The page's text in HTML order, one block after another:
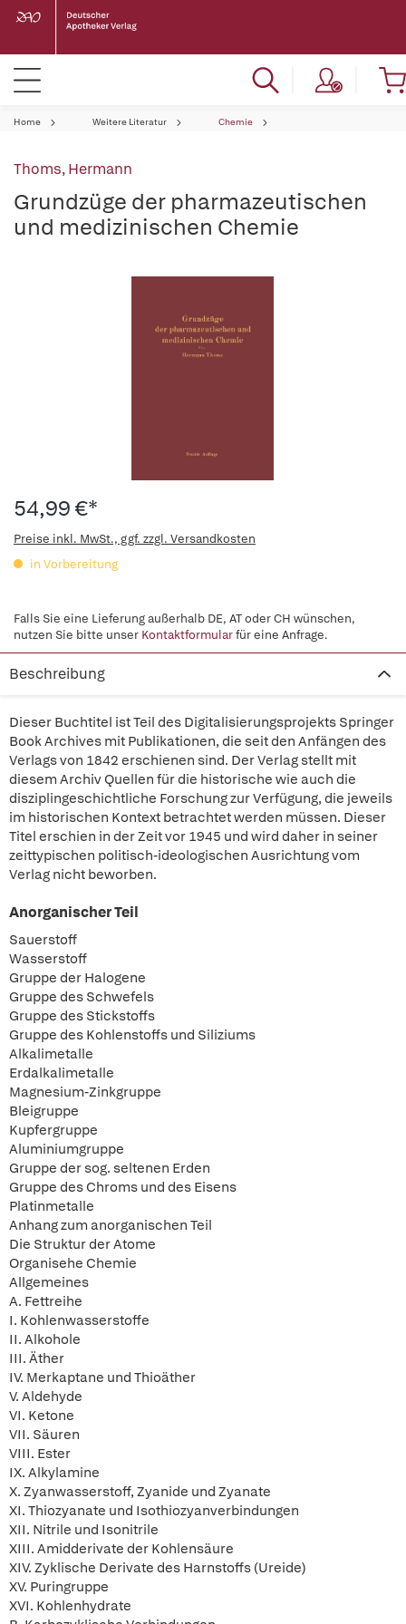
Home Weitere Literatur Chemie
Thoms, Hermann
Grundzüge der pharmazeutischen
und medizinischen Chemie
54,99 €*
Preise inkl. MwSt., ggf. zzgl. Versandkosten
in Vorbereitung
Falls Sie eine Lieferung außerhalb DE, AT oder CH wünschen,
nutzen Sie bitte unser Kontaktformularfür eine Anfrage.
Beschreibung
Dieser Buchtitel ist Teil des Digitalisierungsprojekts Springer
Book Archives mit Publikationen, die seit den Anfängen des
Verlags von 1842 erschienen sind. Der Verlag stellt mit
diesem Archiv Quellen für die historische wie auch die
disziplingeschichtliche Forschung zur Verfügung, die jeweils
im historischen Kontext betrachtet werden müssen. Dieser
Titel erschien in der Zeit vor 1945 und wird daher in seiner
zeittypischen politisch-ideologischen Ausrichtung vom
Verlag nicht beworben.
Anorganischer Teil
Sauerstoff
Wasserstoff
Gruppe der Halogene
Gruppe des Schwefels
Gruppe des Stickstoffs
Gruppe des Kohlenstoffs und Siliziums
Alkalimetalle
Erdalkalimetalle
Magnesium-Zinkgruppe
Bleigruppe
Kupfergruppe
Aluminiumgruppe
Gruppe der sog. seltenen Erden
Gruppe des Chroms und des Eisens
Platinmetalle
Anhang zum anorganischen Teil
Die Struktur der Atome
Organisehe Chemie
Allgemeines
A. Fettreihe
I. Kohlenwasserstoffe
II. Alkohole
III. Äther
IV. Merkaptane und Thioäther
V. Aldehyde
VI. Ketone
VII. Säuren
VIII. Ester
IX. Alkylamine
X. Zyanwasserstoff, Zyanide und Zyanate
XI. Thiozyanate und Isothiozyanverbindungen
XII. Nitrile und Isonitrile
XIII. Amidderivate der Kohlensäure
XIV. Zyklische Derivate des Harnstoffs (Ureide)
XV. Puringruppe
XVI. Kohlenhydrate